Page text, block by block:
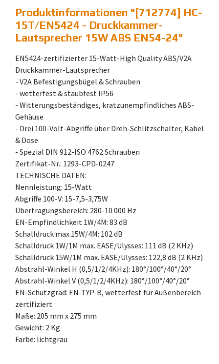
Produktinformationen "[712774] HC-
15T/EN5424 - Druckkammer-
Lautsprecher 15W ABS EN54-24"
EN5424-zertifizierter 15-Watt-High Quality ABS/V2A
Druckkammer-Lautsprecher
- V2A Befestigungsbügel & Schrauben
- wetterfest & staubfest IP56
- Witterungsbeständiges, kratzunempfindliches ABS-
Gehäuse
- Drei 100-Volt-Abgriffe über Dreh-Schlitzschalter, Kabel
& Dose
- Spezial DIN 912-ISO 4762 Schrauben
Zertifikat-Nr.: 1293-CPD-0247
TECHNISCHE DATEN:
Nennleistung: 15-Watt
Abgriffe 100-V: 15-7,5-3,75W
Übertragungsbereich: 280-10 000 Hz
EN-Empfindlichkeit 1W/4M: 83 dB
Schalldruck max 15W/4M: 102 dB
Schalldruck 1W/1M max. EASE/Ulysses: 111 dB (2 KHz)
Schalldruck 15W/1M max. EASE/Ulysses: 122,8 dB (2 KHz)
Abstrahl-Winkel H (0,5/1/2/4KHz): 180°/100°/40°/20°
Abstrahl-Winkel V (0,5/1/2/4KHz): 180°/100°/40°/20°
EN-Schutzgrad: EN-TYP-B, wetterfest für Außenbereich
zertifiziert
Maße: 205 mm x 275 mm
Gewicht: 2 Kg
Farbe: lichtgrau